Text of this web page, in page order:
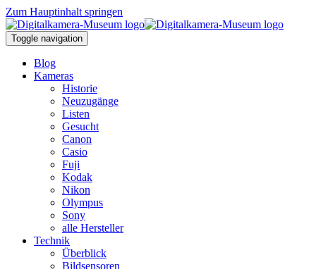
Zum Hauptinhalt springen
Toggle navigation
Blog
Kameras
Historie
Neuzugänge
Listen
Gesucht
Canon
Casio
Fuji
Kodak
Nikon
Olympus
Sony
alle Hersteller
Technik
Überblick
Bildsensoren